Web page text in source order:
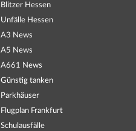
Blitzer Hessen
Unfälle Hessen
A3 News
A5 News
A661 News
Günstig tanken
Parkhäuser
Flugplan Frankfurt
Schulausfälle